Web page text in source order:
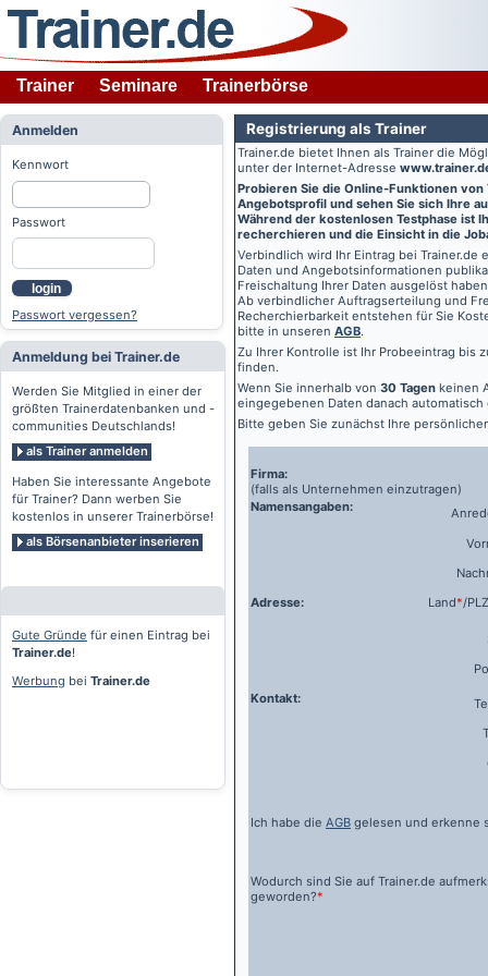
Trainer Seminare Trainerbörse
Anmelden
Kennwort
Passwort
login
Passwort vergessen?
Anmeldung bei Trainer.de
Werden Sie Mitglied in einer der
größten Trainerdatenbanken und -
communities Deutschlands!
als Trainer anmelden
Haben Sie interessante Angebote
für Trainer? Dann werben Sie
kostenlos in unserer Trainerbörse!
als Börsenanbieter inserieren
Gute Gründe für einen Eintrag bei
Trainer.de!
Werbung bei Trainer.de
Registrierung als Trainer
Trainer.de bietet Ihnen als Trainer die
unter der Internet-Adresse
Probieren Sie die Online-Funktionen von
Angebotsprofil und sehen Sie sich Ihre
Während der kostenlosen Testphase ist
recherchieren und die Einsicht in die
Verbindlich wird Ihr Eintrag bei Trainer.de
Daten und Angebotsinformationen
Freischaltung Ihrer Daten ausgelöst
Ab verbindlicher Auftragserteilung und
Recherchierbarkeit entstehen für Sie
bitte in unseren AGB.
Zu Ihrer Kontrolle ist Ihr Probeeintrag bis
finden.
Wenn Sie innerhalb von 30 Tagen keinen
eingegebenen Daten danach automatisch
Bitte geben Sie zunächst Ihre
Firma:
(falls als Unternehmen einzutragen)
Namensangaben:
Adresse:
Land*/PLZ
Kontakt:
Ich habe die AGB gelesen und erkenne
Wodurch sind Sie auf Trainer.de
geworden?*